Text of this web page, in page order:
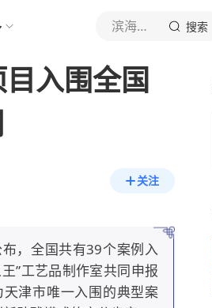
滨海发布 搜索
入围全国
关注
，全国共有39个案例入
”工艺品制作室共同申报
津市唯一入围的典型案